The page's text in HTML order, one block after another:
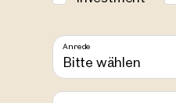
Anrede
Bitte wählen